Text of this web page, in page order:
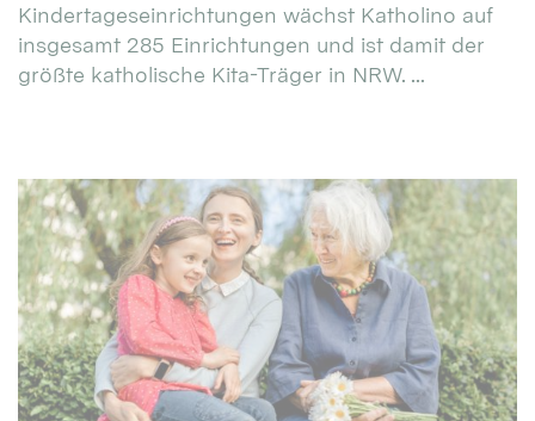
Kindertageseinrichtungen wächst Katholino auf
insgesamt 285 Einrichtungen und ist damit der
größte katholische Kita-Träger in NRW. ...